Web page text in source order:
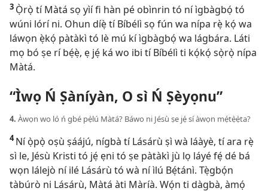
3 Ọ̀rọ̀ tí Màtá sọ yìí fi hàn pé obìnrin tó ní ìgbàgbọ́ tó
wúni lórí ni. Ohun díẹ̀ tí Bíbélì sọ fún wa nípa rẹ̀ kọ́ wa
láwọn ẹ̀kọ́ pàtàkì tó lè mú kí ìgbàgbọ́ wa lágbára. Láti
mọ bó ṣe rí bẹ́ẹ̀, ẹ jẹ́ ká wo ibi tí Bíbélì ti kọ́kọ́ sọ̀rọ̀ nípa
Màtá.
“Ìwọ Ń Ṣàníyàn, O sì Ń Ṣèyọnu”
4. Àwọn wo ló ń gbé pẹ̀lú Màtá? Báwo ni Jésù ṣe jẹ́ sí àwọn mẹ́tẹ̀ẹ̀ta?
4Ní ọ̀pọ̀ oṣù ṣáájú, nígbà tí Lásárù ṣì wà láàyè, tí ara rẹ̀
sì le, Jésù Kristi tó jẹ́ ẹni tó ṣe pàtàkì jù lọ láyé fẹ́ dé bá
wọn lálejò ní ilé Lásárù tó wà ní ìlú Bẹ́tánì. Tẹ̀gbọ́n
tàbúrò ni Lásárù, Màtá àti Màríà. Wọ́n ti dàgbà, àmọ́